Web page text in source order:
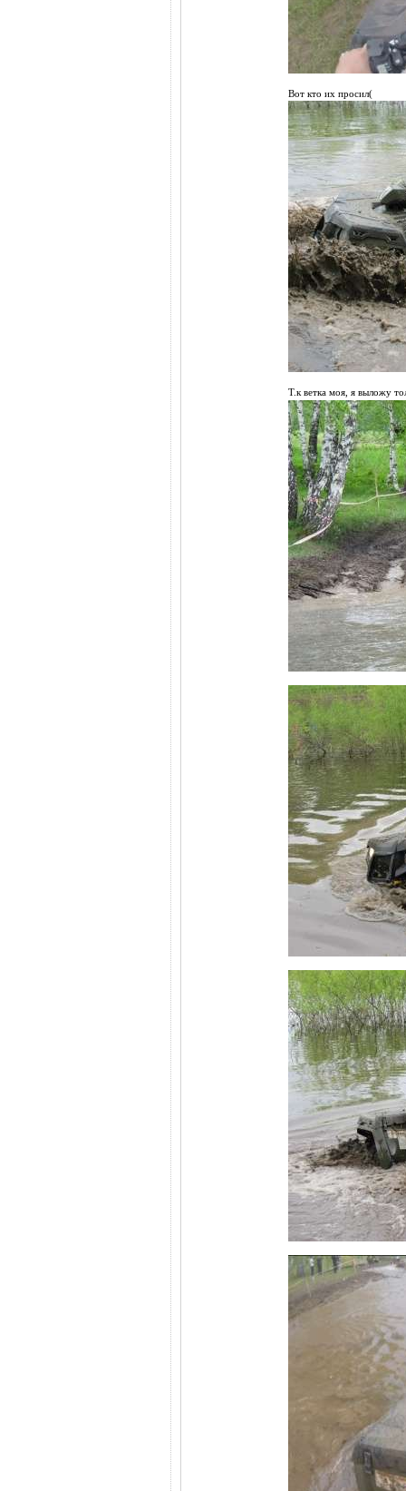
Вот кто их просил(
Т.к ветка моя, я выложу